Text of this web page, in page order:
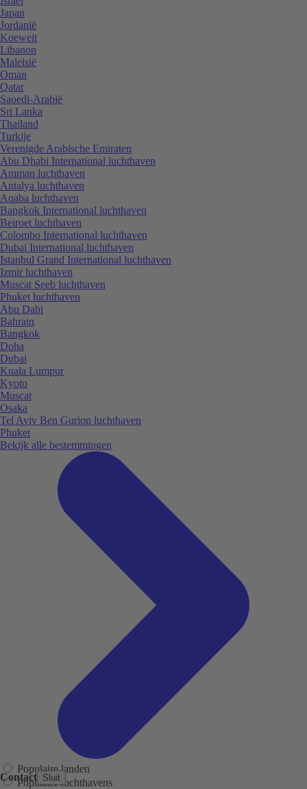
Contact Sluit
Japan
Jordanië
Koeweit
Libanon
Maleisië
Oman
Qatar
Saoedi-Arabië
Sri Lanka
Thailand
Turkije
Verenigde Arabische Emiraten
Abu Dhabi International luchthaven
Amman luchthaven
Antalya luchthaven
Aqaba luchthaven
Bangkok International luchthaven
Beiroet luchthaven
Colombo International luchthaven
Dubai International luchthaven
Istanbul Grand International luchthaven
Izmir luchthaven
Muscat Seeb luchthaven
Phuket luchthaven
Abu Dabi
Bahrain
Bangkok
Doha
Dubai
Kuala Lumpur
Kyoto
Muscat
Osaka
Tel Aviv Ben Gurion luchthaven
Phuket
Bekijk alle bestemmingen
Populaire landen
Populaire luchthavens